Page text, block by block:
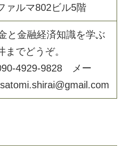
ルマ802ビル5階
と金融経済知識を学ぶ
までどうぞ。
4929-9828 メー